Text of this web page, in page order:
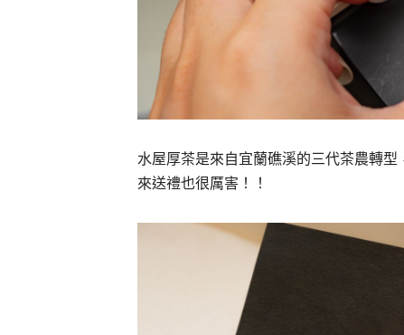
水屋厚茶是來自宜蘭礁溪的三代茶農轉
來送禮也很厲害！！